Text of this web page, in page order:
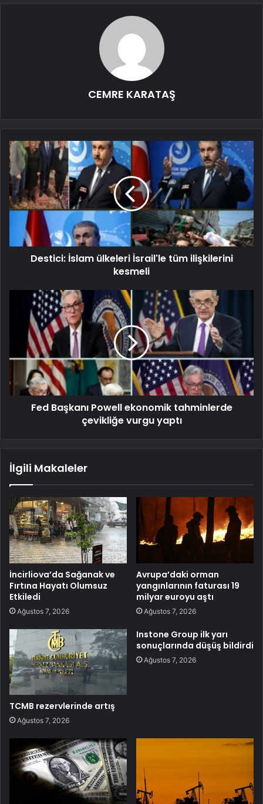
CEMRE KARATAŞ
Destici: İslam ülkeleri İsrail'le tüm ilişkilerini
kesmeli
Fed Başkanı Powell ekonomik tahminlerde
çevikliğe vurgu yaptı
İlgili Makaleler
İncirliova’da Sağanak ve
Fırtına Hayatı Olumsuz
Etkiledi
Ağustos 7, 2026
Avrupa’daki orman
yangınlarının faturası 19
milyar euroyu aştı
Ağustos 7, 2026
TCMB rezervlerinde artış
Ağustos 7, 2026
Instone Group ilk yarı
sonuçlarında düşüş bildirdi
Ağustos 7, 2026